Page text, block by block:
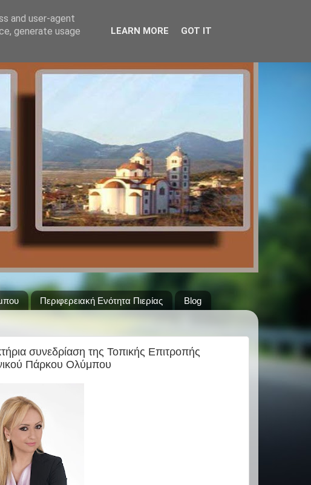
Περιφερειακή Ενότητα Πιερίας Blog
συνεδρίαση της Τοπικής Επιτροπής
Πάρκου Ολύμπου
and user-agent
generate usage
LEARN MORE GOT IT